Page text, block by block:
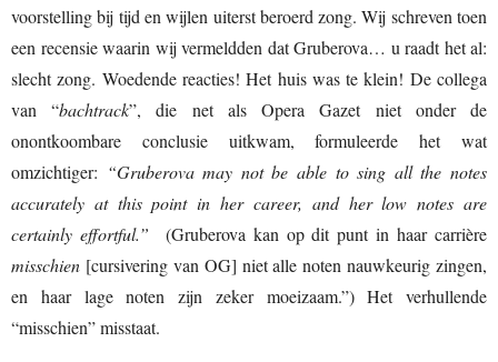
voorstelling bij tijd en wijlen uiterst beroerd zong. Wij schreven toen
een recensie waarin wij vermeldden dat Gruberova… u raadt het al:
slecht zong. Woedende reacties! Het huis was te klein! De collega
van “bachtrack”, die net als Opera Gazet niet onder de
onontkoombare conclusie uitkwam, formuleerde het wat
omzichtiger: “Gruberova may not be able to sing all the notes
accurately at this point in her career, and her low notes are
certainly effortful.”
(Gruberova kan op dit punt in haar carrière
misschien [cursivering van OG] niet alle noten nauwkeurig zingen,
en haar lage noten zijn zeker moeizaam.”) Het verhullende
“misschien” misstaat.